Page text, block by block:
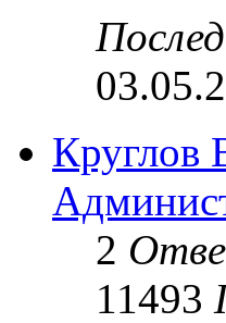
Круглов
2
11493